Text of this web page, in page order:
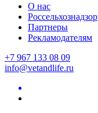
О нас
Россельхознадзор
Партнеры
Рекламодателям
+7 967 133 08 09
info@vetandlife.ru